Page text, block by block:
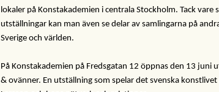
lokaler på Konstakademien i centrala Stockholm. Tack
utställningar kan man även se delar av samlingarna på
Sverige och världen.
På Konstakademien på Fredsgatan 12 öppnas den 13 juni
& ovänner. En utställning som spelar det svenska